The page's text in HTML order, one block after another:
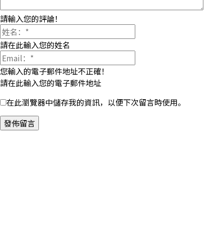
請輸入您的評論！
請在此輸入您的姓名
您輸入的電子郵件地址不正確！
請在此輸入您的電子郵件地址
在此瀏覽器中儲存我的資訊，以便下次留言時使用。